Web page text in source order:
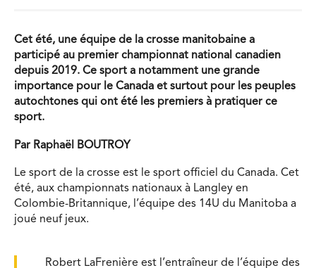
Cet été, une équipe de la crosse manitobaine a
participé au premier championnat national canadien
depuis 2019. Ce sport a notamment une grande
importance pour le Canada et surtout pour les peuples
autochtones qui ont été les premiers à pratiquer ce
sport.
Par Raphaël BOUTROY
Le sport de la crosse est le sport officiel du Canada. Cet
été, aux championnats nationaux à Langley en
Colombie-Britannique, l’équipe des 14U du Manitoba a
joué neuf jeux.
Robert LaFrenière est l’entraîneur de l’équipe des